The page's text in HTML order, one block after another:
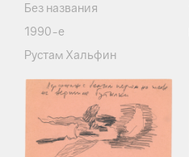
Без названия
1990-е
Рустам Хальфин